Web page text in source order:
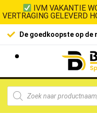
IVM VAKANTIE
VERTRAGING GELEVERD
De goedkoopste op de